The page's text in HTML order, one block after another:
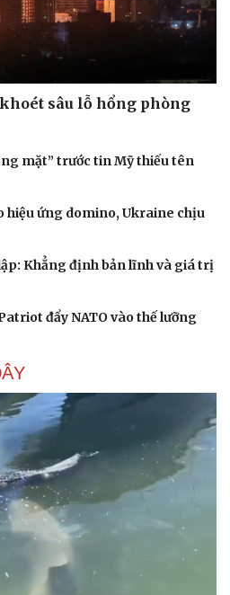
Câu chuyện thời sự
Đọc truyện đêm khuya
Cửa sổ tình yêu
Kể chuyện cho bé
Hạt giống tâm hồn
sâu lỗ hổng phòng
mặt” trước tin Mỹ thiếu tên
hiệu ứng domino, Ukraine chịu
Khẳng định bản lĩnh và giá trị
đẩy NATO vào thế lưỡng